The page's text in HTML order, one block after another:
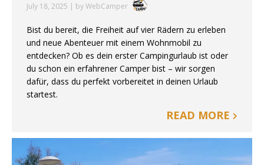
July 18, 2025 | by WebCamper
Bist du bereit, die Freiheit auf vier Rädern zu erleben
und neue Abenteuer mit einem Wohnmobil zu
entdecken? Ob es dein erster Campingurlaub ist oder
du schon ein erfahrener Camper bist – wir sorgen
dafür, dass du perfekt vorbereitet in deinen Urlaub
startest.
READ MORE